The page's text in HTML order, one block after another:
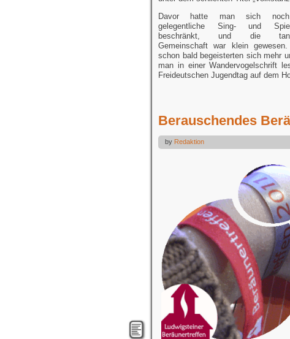
Davor hatte man sich
gelegentliche Sing- und
beschränkt, und die
Gemeinschaft war klein
schon bald begeisterten sich mehr
man in einer Wandervogelschrift
Freideutschen Jugendtag auf dem
Berauschendes
by Redaktion